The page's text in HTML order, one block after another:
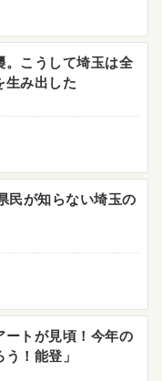
。こうして埼玉は全
生み出した
民が知らない埼玉の
ートが見頃！今年の
！能登」